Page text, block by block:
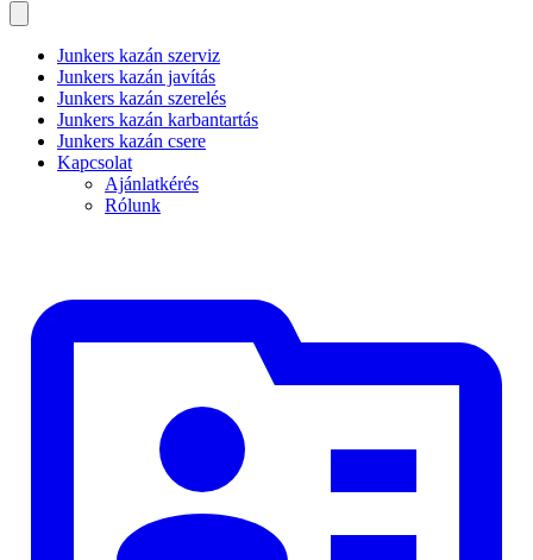
Junkers kazán szerviz
Junkers kazán javítás
Junkers kazán szerelés
Junkers kazán karbantartás
Junkers kazán csere
Kapcsolat
Ajánlatkérés
Rólunk